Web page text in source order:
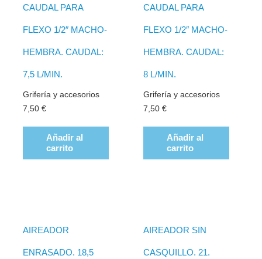
CAUDAL PARA
FLEXO 1/2″ MACHO-
HEMBRA. CAUDAL:
7,5 L/MIN.
Grifería y accesorios
7,50€
Añadir al
carrito
CAUDAL PARA
FLEXO 1/2″ MACHO-
HEMBRA. CAUDAL:
8 L/MIN.
Grifería y accesorios
7,50 €
Añadir al
carrito
AIREADOR
ENRASADO. 18,5
AIREADOR SIN
CASQUILLO. 21.